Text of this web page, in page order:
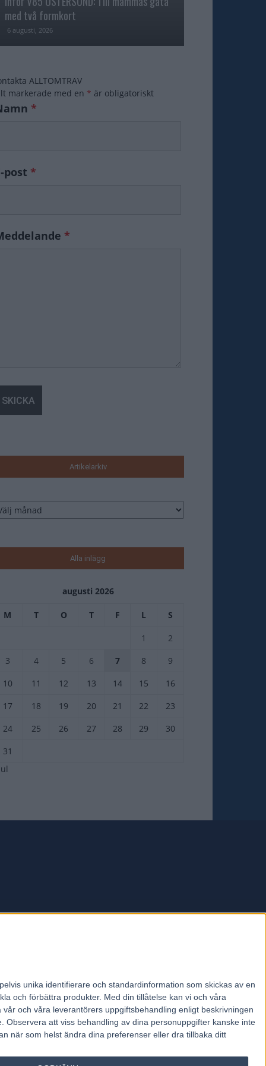
unika identifierare och standardinformation som skickas av en
och förbättra produkter. Med din tillåtelse kan vi och våra
och våra leverantörers uppgiftsbehandling enligt beskrivningen
Observera att viss behandling av dina personuppgifter kanske inte
när som helst ändra dina preferenser eller dra tillbaka ditt
med två formkort
6 augusti, 2026
ALLTOMTRAV
markerade med en * är obligatoriskt
*
post *
*
Artikelarkiv
Alla inlägg
augusti 2026
M T O T F L S
1
2
3
4 5 6 7 8
9
10
11 12 13 14 15
16
17
18 19 20 21 22
23
24
25 26 27 28 29
30
31